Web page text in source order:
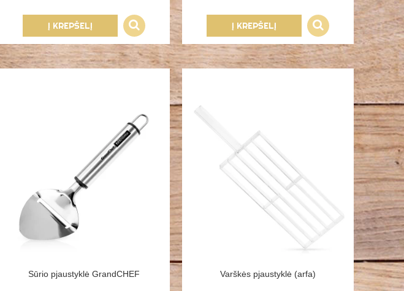
Į KREPŠELĮ Į KREPŠELĮ
Sūrio pjaustyklė GrandCHEF Varškės pjaustyklė (arfa)